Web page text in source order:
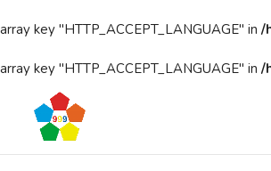
key "HTTP_ACCEPT_LANGUAGE" in /
key "HTTP_ACCEPT_LANGUAGE" in /